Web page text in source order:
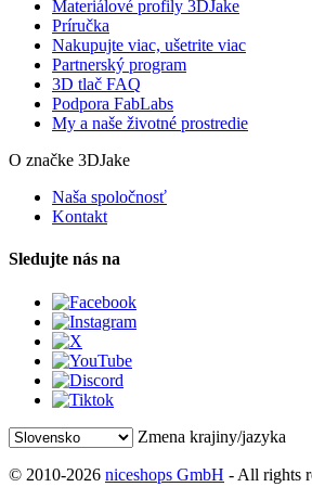
Materiálové profily 3DJake
Príručka
Nakupujte viac, ušetrite viac
Partnerský program
3D tlač FAQ
Podpora FabLabs
My a naše životné prostredie
O značke 3DJake
Naša spoločnosť
Kontakt
Sledujte nás na
Zmena krajiny/jazyka
© 2010-2026 niceshops GmbH - All rights